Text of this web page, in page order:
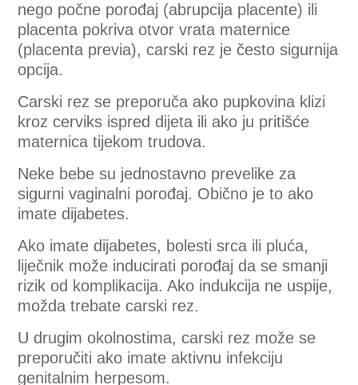
nego počne porođaj (abrupcija placente) ili
placenta pokriva otvor vrata maternice
(placenta previa), carski rez je često sigurnija
opcija.
Carski rez se preporuča ako pupkovina klizi
kroz cerviks ispred dijeta ili ako ju pritišće
maternica tijekom trudova.
Neke bebe su jednostavno prevelike za
sigurni vaginalni porođaj. Obično je to ako
imate dijabetes.
Ako imate dijabetes, bolesti srca ili pluća,
liječnik može inducirati porođaj da se smanji
rizik od komplikacija. Ako indukcija ne uspije,
možda trebate carski rez.
U drugim okolnostima, carski rez može se
preporučiti ako imate aktivnu infekciju
genitalnim herpesom.